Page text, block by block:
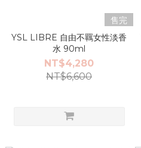
售完
YSL LIBRE 自由不羈女性淡香
水 90ml
NT$4,280
NT$6,600